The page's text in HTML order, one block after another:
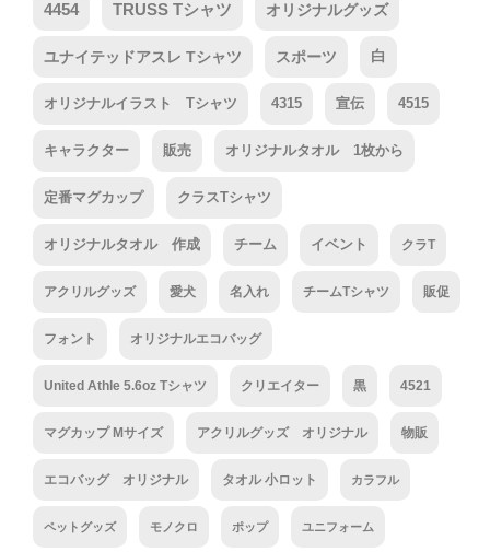
4454 TRUSS Tシャツ オリジナルグッズ
ユナイテッドアスレ Tシャツ スポーツ 白
オリジナルイラスト Tシャツ 4315 宣伝 4515
キャラクター 販売 オリジナルタオル 1枚から
定番マグカップ クラスTシャツ
オリジナルタオル 作成 チーム イベント クラT
アクリルグッズ 愛犬 名入れ チームTシャツ 販促
フォント オリジナルエコバッグ
United Athle 5.6oz Tシャツ クリエイター 黒 4521
マグカップ Mサイズ アクリルグッズ オリジナル 物販
エコバッグ オリジナル タオル 小ロット カラフル
ペットグッズ モノクロ ポップ ユニフォーム